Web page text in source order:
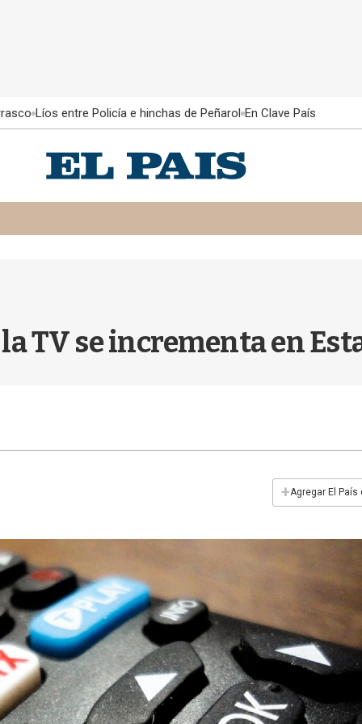
Líos entre Policía e hinchas de Peñarol En Clave País
TV se incrementa en
+Agregar El País